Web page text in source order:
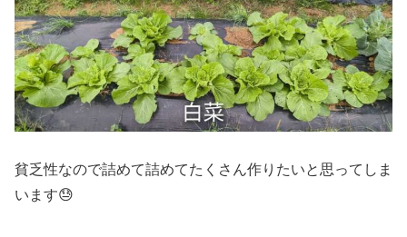
貧乏性なので詰めて詰めてたくさん作りたいと思ってしま
います😓